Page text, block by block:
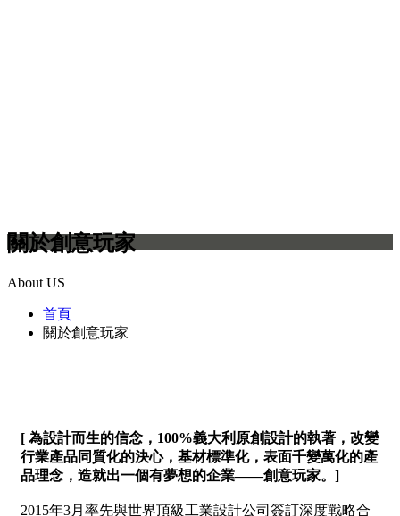
關於創意玩家
About US
首頁
關於創意玩家
[ 為設計而生的信念，100%義大利原創設計的執著，改變
行業產品同質化的決心，基材標準化，表面千變萬化的產
品理念，造就出一個有夢想的企業——創意玩家。]
2015年3月率先與世界頂級工業設計公司簽訂深度戰略合